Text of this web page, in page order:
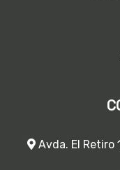
Avda. El Retiro